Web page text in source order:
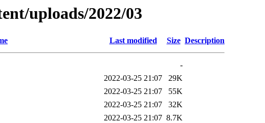
uploads/2022/03
Last modified Size Description
-
2022-03-25 21:07
29K
2022-03-25 21:07
55K
2022-03-25 21:07
32K
2022-03-25 21:07 8.7K